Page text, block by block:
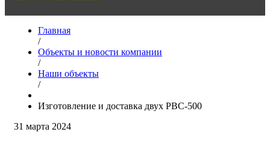
Главная
/
Объекты и новости компании
/
Наши объекты
/
Изготовление и доставка двух РВС-500
31 марта 2024